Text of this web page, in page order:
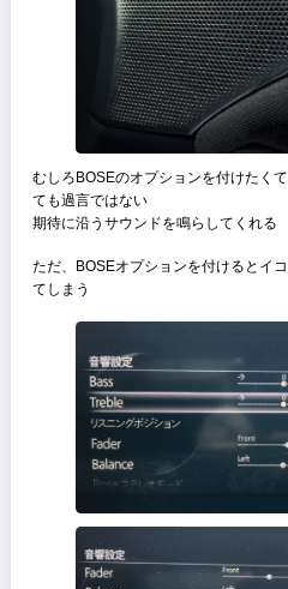
ステアリングも外径はやや大きい
パドルシフトはやや控えめなサイ
ドリンクホルダーがシフトノブ